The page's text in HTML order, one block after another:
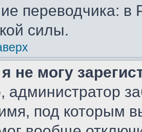
переводчика: в
силы.
не могу
администратор
под которым